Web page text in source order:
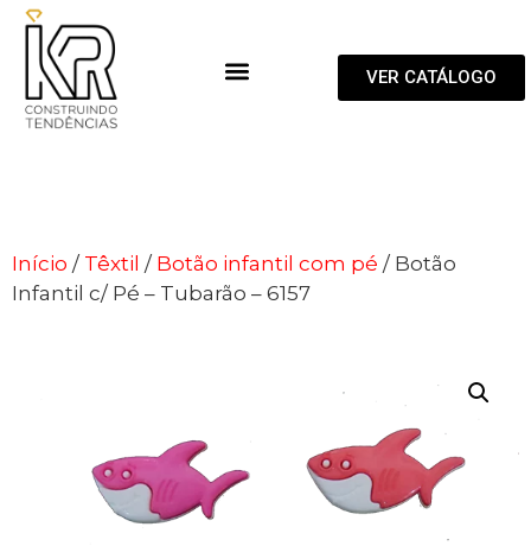
VER CATÁLOGO
Início / Têxtil / Botão infantil com pé / Botão
Infantil c/ Pé – Tubarão – 6157